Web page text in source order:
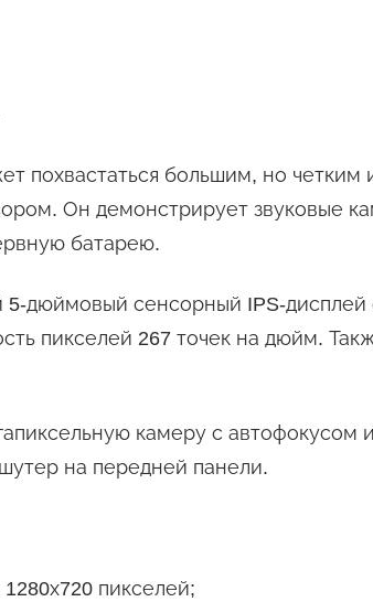
похвастаться большим, но четким
Он демонстрирует звуковые
батарею.
дюймовый сенсорный IPS-
пикселей 267 точек на дюйм.
камеру с автофокусом
на передней панели.
пикселей;